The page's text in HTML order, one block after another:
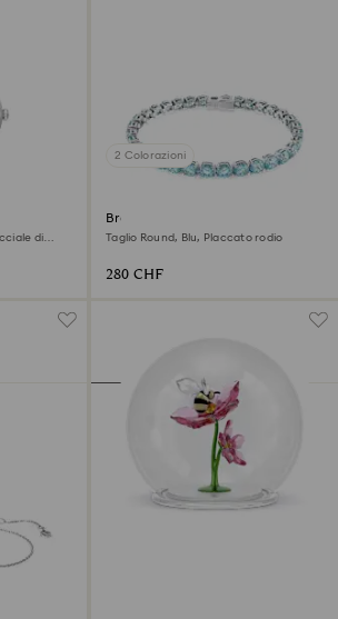
link
di
2 Colorazioni
Braccialetto Matrix Tennis
Taglio Round, Blu, Placcato rodio
280 CHF